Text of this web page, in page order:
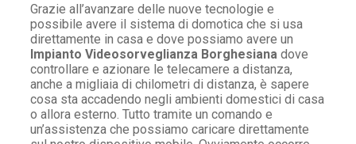
Grazie all’avanzare delle nuove tecnologie e
possibile avere il sistema di domotica che si usa
direttamente in casa e dove possiamo avere un
Impianto Videosorveglianza Borghesiana dove
controllare e azionare le telecamere a distanza,
anche a migliaia di chilometri di distanza, è sapere
cosa sta accadendo negli ambienti domestici di casa
o allora esterno. Tutto tramite un comando e
un’assistenza che possiamo caricare direttamente